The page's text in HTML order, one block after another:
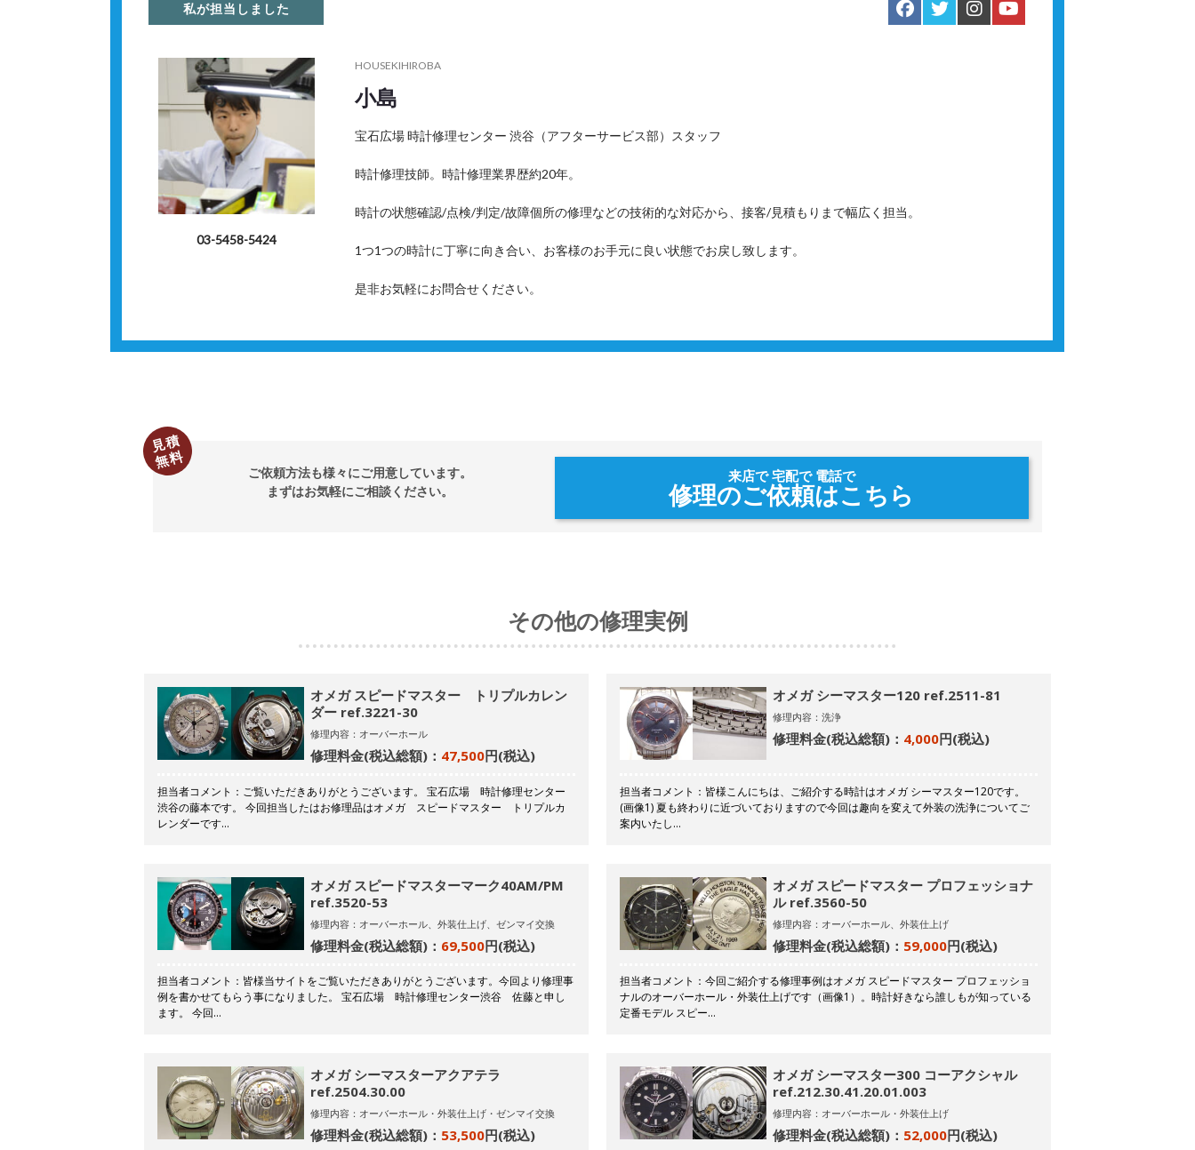
私が担当しました
03-5458-5424
HOUSEKIHIROBA
小島
宝石広場 時計修理センター 渋谷（アフターサービス部）スタッフ
時計修理技師。時計修理業界歴約20年。
時計の状態確認/点検/判定/故障個所の修理などの技術的な対応から、接客/見積もりまで幅広く担当。
1つ1つの時計に丁寧に向き合い、お客様のお手元に良い状態でお戻し致します。
是非お気軽にお問合せください。
ご依頼方法も様々にご用意しています。
まずはお気軽にご相談ください。
来店で 宅配で 電話で
修理のご依頼はこちら
見積
無料
その他の修理実例
オメガ スピードマスター トリプルカレン
ダー ref.3221-30
修理内容：オーバーホール
修理料金(税込総額)： 47,500円(税込)
担当者コメント：ご覧いただきありがとうございます。 宝石広場 時計修理センター
渋谷の藤本です。 今回担当したはお修理品はオメガ スピードマスター トリプルカ
レンダーです…
オメガ シーマスター120 ref.2511-81
修理内容：洗浄
修理料金(税込総額)： 4,000円(税込)
担当者コメント：皆様こんにちは、ご紹介する時計はオメガ シーマスター120です。
(画像1) 夏も終わりに近づいておりますので今回は趣向を変えて外装の洗浄についてご
案内いたし…
オメガ スピードマスターマーク40AM/PM
ref.3520-53
修理内容：オーバーホール、外装仕上げ、ゼンマイ交換
修理料金(税込総額)： 69,500円(税込)
担当者コメント：皆様当サイトをご覧いただきありがとうございます。今回より修理事
例を書かせてもらう事になりました。 宝石広場 時計修理センター渋谷 佐藤と申し
ます。 今回…
オメガ スピードマスター プロフェッショナ
ル ref.3560-50
修理内容：オーバーホール、外装仕上げ
修理料金(税込総額)： 59,000円(税込)
担当者コメント：今回ご紹介する修理事例はオメガ スピードマスター プロフェッショ
ナルのオーバーホール・外装仕上げです（画像1）。時計好きなら誰しもが知っている
定番モデル スピー…
オメガ シーマスターアクアテラ
ref.2504.30.00
修理内容：オーバーホール・外装仕上げ・ゼンマイ交換
修理料金(税込総額)： 53,500円(税込)
オメガ シーマスター300 コーアクシャル
ref.212.30.41.20.01.003
修理内容：オーバーホール・外装仕上げ
修理料金(税込総額)： 52,000円(税込)